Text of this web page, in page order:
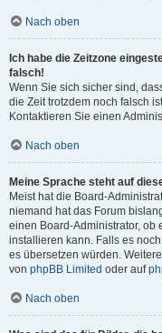
Nach oben
Ich habe die Zeitzone
falsch!
Wenn Sie sich sicher sind,
die Zeit trotzdem noch falsch
Kontaktieren Sie einen
Nach oben
Meine Sprache steht auf
Meist hat die Board-
niemand hat das Forum
einen Board-Administrator, ob
installieren kann. Falls es
es übersetzen würden.
von phpBB Limited oder auf
Nach oben